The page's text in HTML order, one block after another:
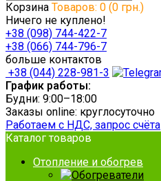
Корзина Товаров: 0 (0 грн.)
Ничего не куплено!
+38 (098) 744-422-7
+38 (066) 744-796-7
больше контактов
+38 (044) 228-981-3
График работы:
Будни: 9:00–18:00
Заказы online: круглосуточно
Работаем с НДС, запрос счёта
Каталог товаров
Отопление и обогрев